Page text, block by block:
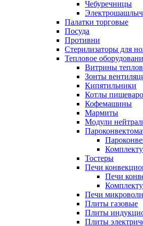
Чебуречницы
Палатки торговые
Посуда
Противни
Стерилизаторы для
Тепловое
Витрины
Зонты
Кипятильники
Котлы
Кофемашины
Мармиты
Модули
Тостеры
Печи
Печи
Печи
Плиты газовые
Плиты
Плиты